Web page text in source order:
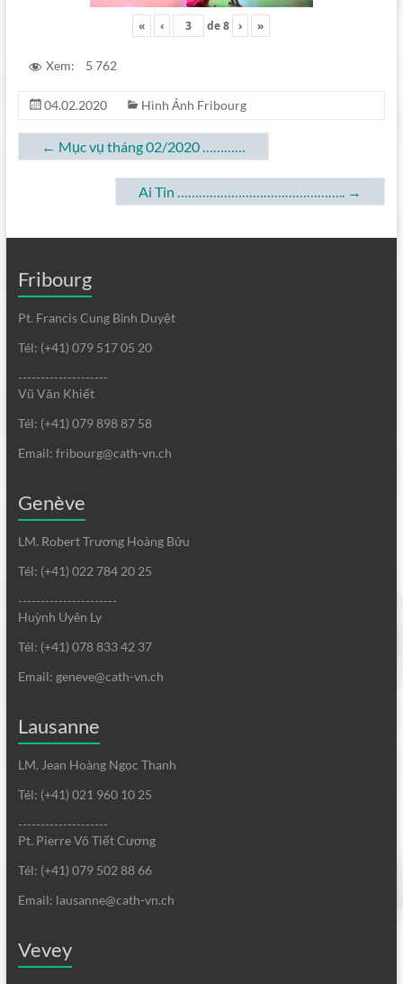
« ‹ de8 › »
Xem: 5 762
04.02.2020 Hình Ảnh Fribourg
← Mục vụ tháng 02/2020 …………
Ai Tin ……………………………………….. →
Fribourg
Pt. Francis Cung Bỉnh Duyệt
Tél: (+41) 079 517 05 20
--------------------
Vũ Văn Khiết
Tél: (+41) 079 898 87 58
Email: fribourg@cath-vn.ch
Genève
LM. Robert Trương Hoàng Bửu
Tél: (+41) 022 784 20 25
----------------------
Huỳnh Uyên Ly
Tél: (+41) 078 833 42 37
Email: geneve@cath-vn.ch
Lausanne
LM. Jean Hoàng Ngọc Thanh
Tél: (+41) 021 960 10 25
--------------------
Pt. Pierre Võ Tiết Cương
Tél: (+41) 079 502 88 66
Email: lausanne@cath-vn.ch
Vevey